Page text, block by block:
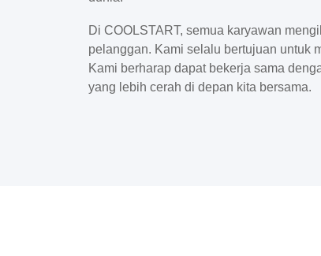
Di COOLSTART, semua karyawan
pelanggan. Kami selalu bertujuan untuk
Kami berharap dapat bekerja sama
yang lebih cerah di depan kita bersama.